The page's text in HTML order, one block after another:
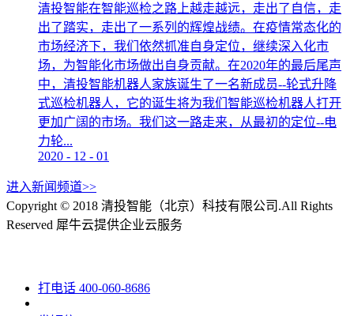
清投智能在智能巡检之路上越走越远，走出了自信，走
出了踏实，走出了一系列的辉煌战绩。在疫情常态化的
市场经济下，我们依然抓准自身定位，继续深入化市
场，为智能化市场做出自身贡献。在2020年的最后尾声
中，清投智能机器人家族诞生了一名新成员--轮式升降
式巡检机器人，它的诞生将为我们智能巡检机器人打开
更加广阔的市场。我们这一路走来，从最初的定位--电
力轮...
2020 - 12 - 01
进入新闻频道>>
Copyright © 2018 清投智能（北京）科技有限公司.All Rights
Reserved 犀牛云提供企业云服务
打电话 400-060-8686